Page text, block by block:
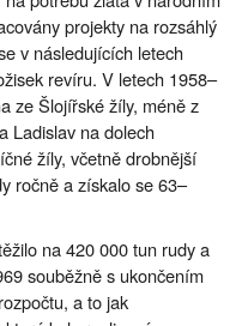
projekty na rozsáhlý
v následujících letech
revíru. V letech 1958–
ze Šlojířské žíly, méně z
Ladislav na dolech
žíly, včetně drobnější
ročně a získalo se 63–
na 420 000 tun rudy a
souběžně s ukončením
a to jak